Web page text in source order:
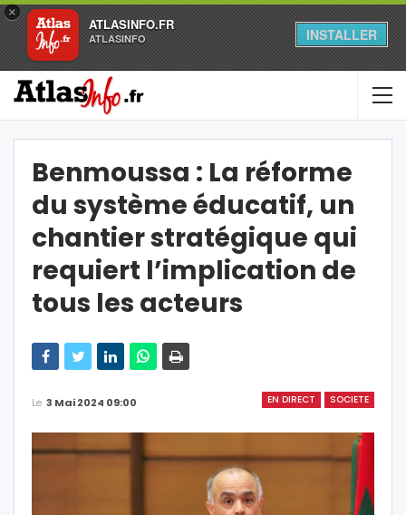
×
ATLASINFO.FR
ATLASINFO INSTALLER
Benmoussa : La réforme
du système éducatif, un
chantier stratégique qui
requiert l’implication de
tous les acteurs
EN DIRECT SOCIETE
Le 3 Mai 2024 09:00